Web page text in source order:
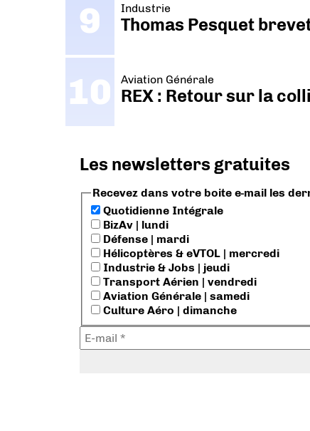
Industrie
Thomas Pesquet
Aviation Générale
REX : Retour sur la
Les newsletters gratuites
Recevez dans votre boite e-mail les
Quotidienne Intégrale
BizAv | lundi
Défense | mardi
Hélicoptères & eVTOL | mercredi
Industrie & Jobs | jeudi
Transport Aérien | vendredi
Aviation Générale | samedi
Culture Aéro | dimanche